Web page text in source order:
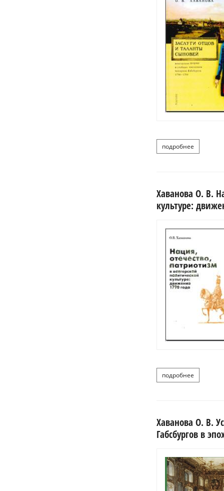
подробнее
Хаванова О. В.
культуре:
подробнее
Хаванова О. В.
Габсбургов в